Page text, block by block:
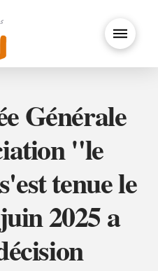
Générale
"le
tenue le
2025 a